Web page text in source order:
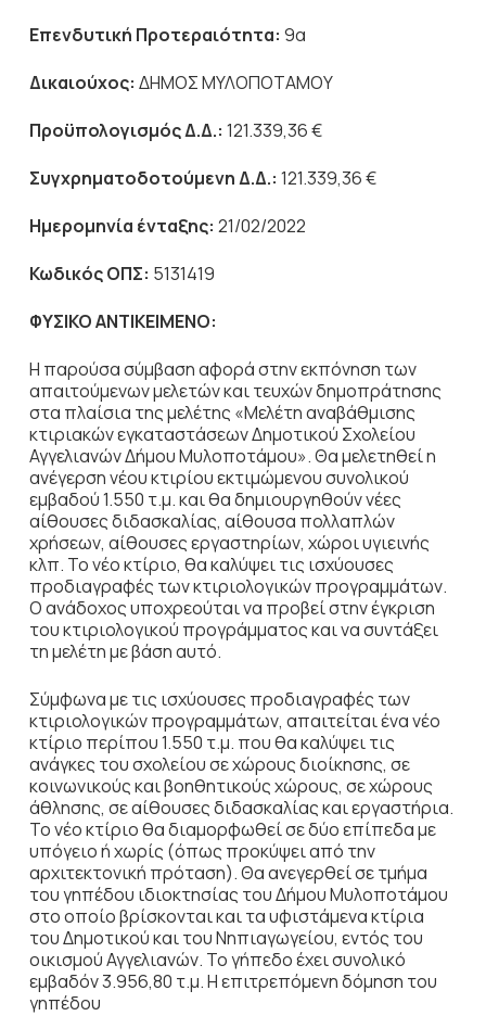
Επενδυτική Προτεραιότητα: 9α
Δικαιούχος: ΔΗΜΟΣ ΜΥΛΟΠΟΤΑΜΟΥ
Προϋπολογισμός Δ.Δ.: 121.339,36 €
Συγχρηματοδοτούμενη Δ.Δ.: 121.339,36 €
Ημερομηνία ένταξης: 21/02/2022
Κωδικός ΟΠΣ: 5131419
ΦΥΣΙΚΟ ΑΝΤΙΚΕΙΜΕΝΟ:
Η παρούσα σύμβαση αφορά στην εκπόνηση των
απαιτούμενων μελετών και τευχών δημοπράτησης
στα πλαίσια της μελέτης «Μελέτη αναβάθμισης
κτιριακών εγκαταστάσεων Δημοτικού Σχολείου
Αγγελιανών Δήμου Μυλοποτάμου». Θα μελετηθεί η
ανέγερση νέου κτιρίου εκτιμώμενου συνολικού
εμβαδού 1.550 τ.μ. και θα δημιουργηθούν νέες
αίθουσες διδασκαλίας, αίθουσα πολλαπλών
χρήσεων, αίθουσες εργαστηρίων, χώροι υγιεινής
κλπ. Το νέο κτίριο, θα καλύψει τις ισχύουσες
προδιαγραφές των κτιριολογικών προγραμμάτων.
Ο ανάδοχος υποχρεούται να προβεί στην έγκριση
του κτιριολογικού προγράμματος και να συντάξει
τη μελέτη με βάση αυτό.
Σύμφωνα με τις ισχύουσες προδιαγραφές των
κτιριολογικών προγραμμάτων, απαιτείται ένα νέο
κτίριο περίπου 1.550 τ.μ. που θα καλύψει τις
ανάγκες του σχολείου σε χώρους διοίκησης, σε
κοινωνικούς και βοηθητικούς χώρους, σε χώρους
άθλησης, σε αίθουσες διδασκαλίας και εργαστήρια.
Το νέο κτίριο θα διαμορφωθεί σε δύο επίπεδα με
υπόγειο ή χωρίς (όπως προκύψει από την
αρχιτεκτονική πρόταση). Θα ανεγερθεί σε τμήμα
του γηπέδου ιδιοκτησίας του Δήμου Μυλοποτάμου
στο οποίο βρίσκονται και τα υφιστάμενα κτίρια
του Δημοτικού και του Νηπιαγωγείου, εντός του
οικισμού Αγγελιανών. Το γήπεδο έχει συνολικό
εμβαδόν 3.956,80 τ.μ. Η επιτρεπόμενη δόμηση του
γηπέδου